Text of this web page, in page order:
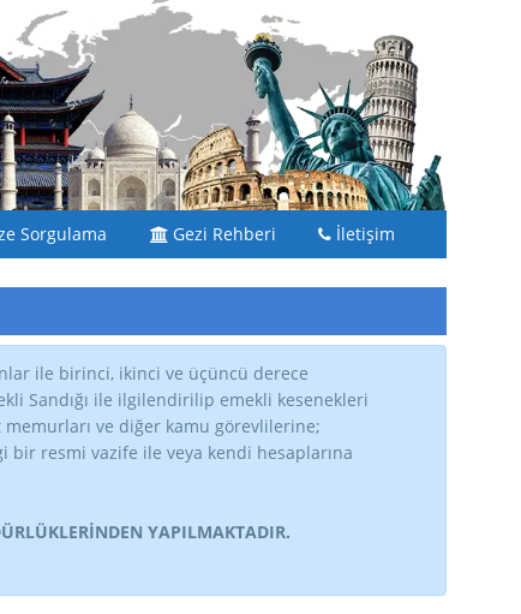
Sorgulama Gezi Rehberi İletişim
ile birinci, ikinci ve üçüncü derece
Sandığı ile ilgilendirilip emekli kesenekleri
ve diğer kamu görevlilerine;
resmi vazife ile veya kendi hesaplarına
YAPILMAKTADIR.